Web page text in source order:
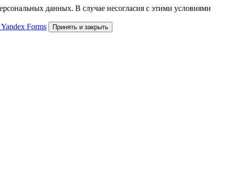
данных. В случае несогласия с этими условиями
Forms Принять и закрыть